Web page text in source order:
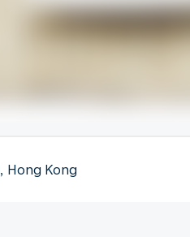
, Hong Kong